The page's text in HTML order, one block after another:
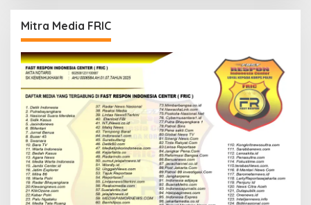
Mitra Media FRIC